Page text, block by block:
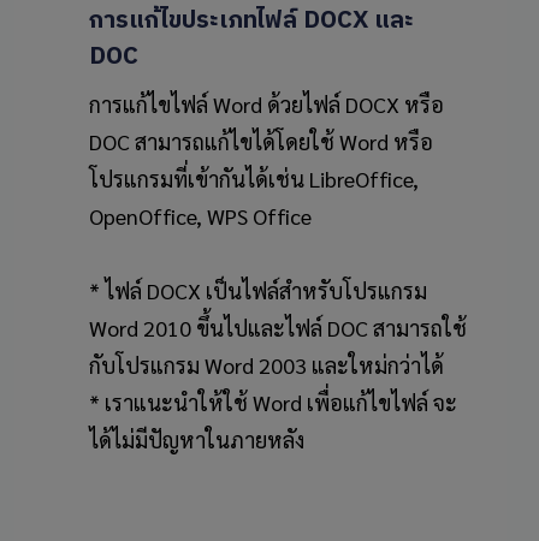
การแก้ไขประเภทไฟล์DOCX และ
DOC
การแก้ไขไฟล์ Word ด้วยไฟล์ DOCX หรือ
DOC สามารถแก้ไขได้โดยใช้ Word หรือ
โปรแกรมที่เข้ากันได้เช่น LibreOffice,
OpenOffice, WPS Office
* ไฟล์ DOCX เป็นไฟล์สำหรับโปรแกรม
Word 2010 ขึ้นไปและไฟล์ DOC สามารถใช้
กับโปรแกรม Word 2003 และใหม่กว่าได้
* เราแนะนำให้ใช้ Word เพื่อแก้ไขไฟล์ จะ
ได้ไม่มีปัญหาในภายหลัง